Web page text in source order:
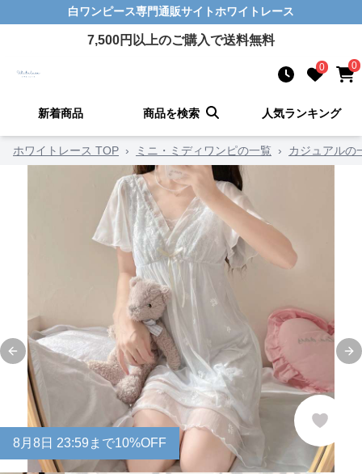
白ワンピース専門通販サイトホワイトレース
7,500円以上のご購入で送料無料
0 0
新着商品 商品を検索 人気ランキング
ホワイトレース TOP › ミニ・ミディワンピの一覧 › カジュアルの
Previous slide
8月 8日 23:59まで10%OFF